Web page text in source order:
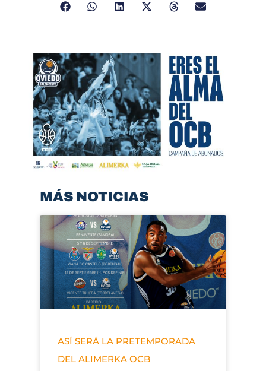
MÁS NOTICIAS
ASÍ SERÁ LA PRETEMPORADA
DEL ALIMERKA OCB